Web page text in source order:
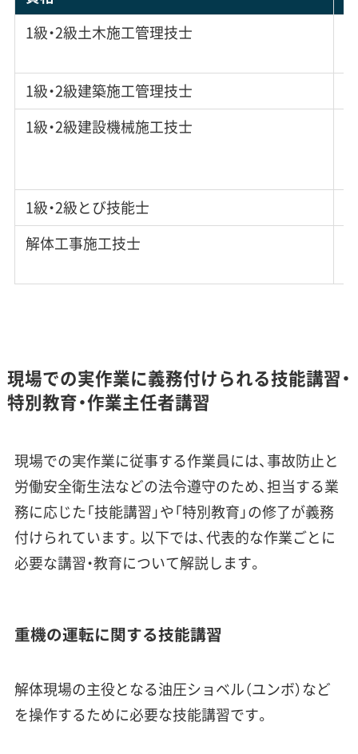
1級・2級土木施工管理技士
1級・2級建築施工管理技士
1級・2級建設機械施工技士
1級・2級とび技能士
解体工事施工技士
現場での実作業に義務付けられる技能講習・
特別教育・作業主任者講習
現場での実作業に従事する作業員には、事故防止と
労働安全衛生法などの法令遵守のため、担当する業
務に応じた「技能講習」や「特別教育」の修了が義務
付けられています。以下では、代表的な作業ごとに
必要な講習・教育について解説します。
重機の運転に関する技能講習
解体現場の主役となる油圧ショベル（ユンボ）など
を操作するために必要な技能講習です。